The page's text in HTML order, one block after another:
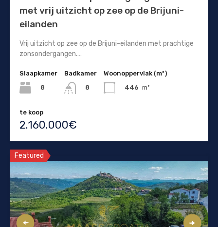
met vrij uitzicht op zee op de Brijuni-
eilanden
Vrij uitzicht op zee op de Brijuni-eilanden met prachtige
zonsondergangen.…
Slaapkamer
8
Badkamer
8
Woonoppervlak (m²)
446 m²
te koop
2.160.000€
Featured